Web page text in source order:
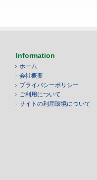
Information
ホーム
会社概要
プライバシーポリシー
ご利用について
サイトの利用環境について